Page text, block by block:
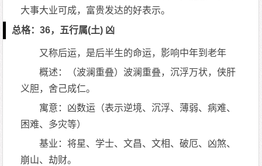
大事大业可成，富贵发达的好表示。
总格：36，五行属(土) 凶
又称后运，是后半生的命运，影响中年到老年
概述：（波澜重叠）波澜重叠，沉浮万状，侠肝
义胆，舍己成仁。
寓意：凶数运（表示逆境、沉浮、薄弱、病难、
困难、多灾等）
基业：将星、学士、文昌、文相、破厄、凶煞、
崩山、劫财。